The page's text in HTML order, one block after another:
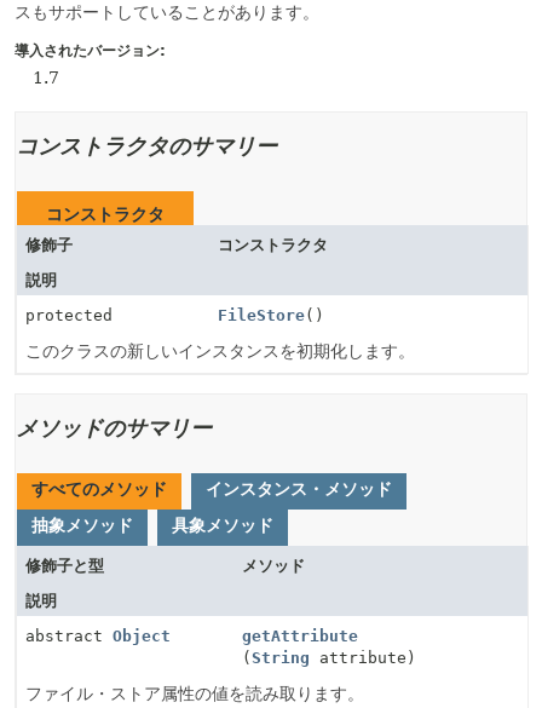
スもサポートしていることがあります。
導入されたバージョン:
1.7
コンストラクタのサマリー
コンストラクタ
修飾子
コンストラクタ
説明
protected
FileStore()
このクラスの新しいインスタンスを初期化します。
メソッドのサマリー
すべてのメソッド
インスタンス・メソッド
抽象メソッド
具象メソッド
修飾子と型
メソッド
説明
abstract Object
getAttribute
(String attribute)
ファイル・ストア属性の値を読み取ります。